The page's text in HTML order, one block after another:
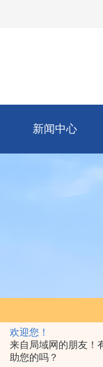
欢迎您！
来自局域网的朋友！
助您的吗？
新闻中心